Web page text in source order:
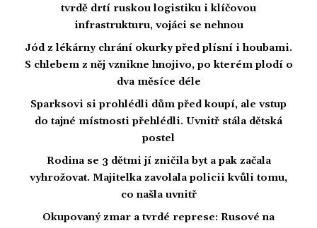
tvrdě drtí ruskou logistiku i klíčovou
infrastrukturu, vojáci se nehnou
Jód z lékárny chrání okurky před plísní i houbami.
S chlebem z něj vznikne hnojivo, po kterém plodí o
dva měsíce déle
Sparksovi si prohlédli dům před koupí, ale vstup
do tajné místnosti přehlédli. Uvnitř stála dětská
postel
Rodina se 3 dětmi jí zničila byt a pak začala
vyhrožovat. Majitelka zavolala policii kvůli tomu,
co našla uvnitř
Okupovaný zmar a tvrdé represe: Rusové na